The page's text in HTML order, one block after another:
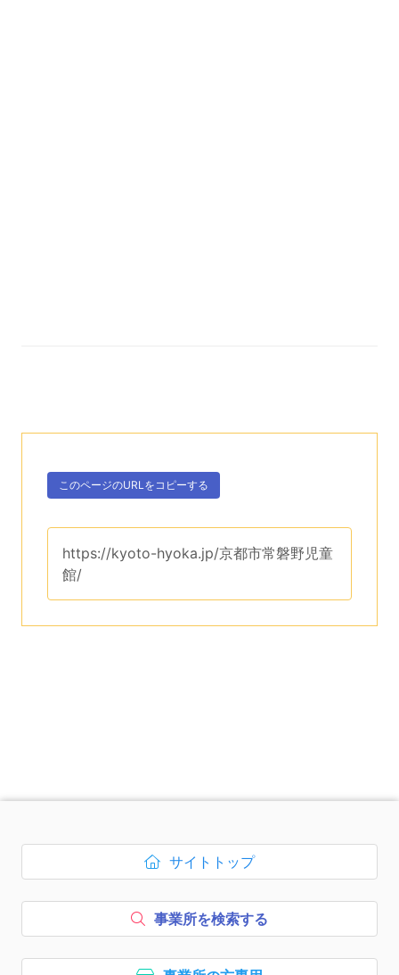
ボタン、
このページのURLをコピーする
。
このページのURLは、
https://kyoto-hyoka.jp/京都市常磐野児童
館/
次のコンテンツはページのフ
ボタン1、
サイトトップ
を開く
ボタン2、
事業所を検索する